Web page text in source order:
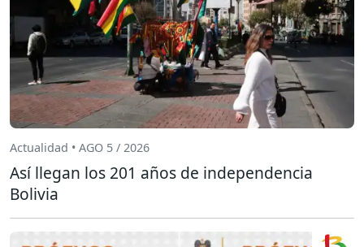
Actualidad • AGO 5 / 2026
Así llegan los 201 años de independencia
Bolivia